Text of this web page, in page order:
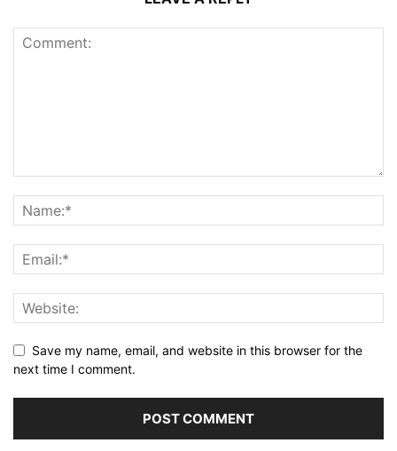
Save my name, email, and website in this browser for the
next time I comment.